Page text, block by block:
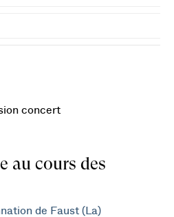
concert
au cours des
de Faust (La)